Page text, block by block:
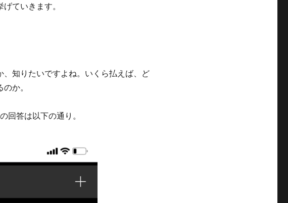
ていきます。
知りたいですよね。いくら払えば、ど
か。
答は以下の通り。